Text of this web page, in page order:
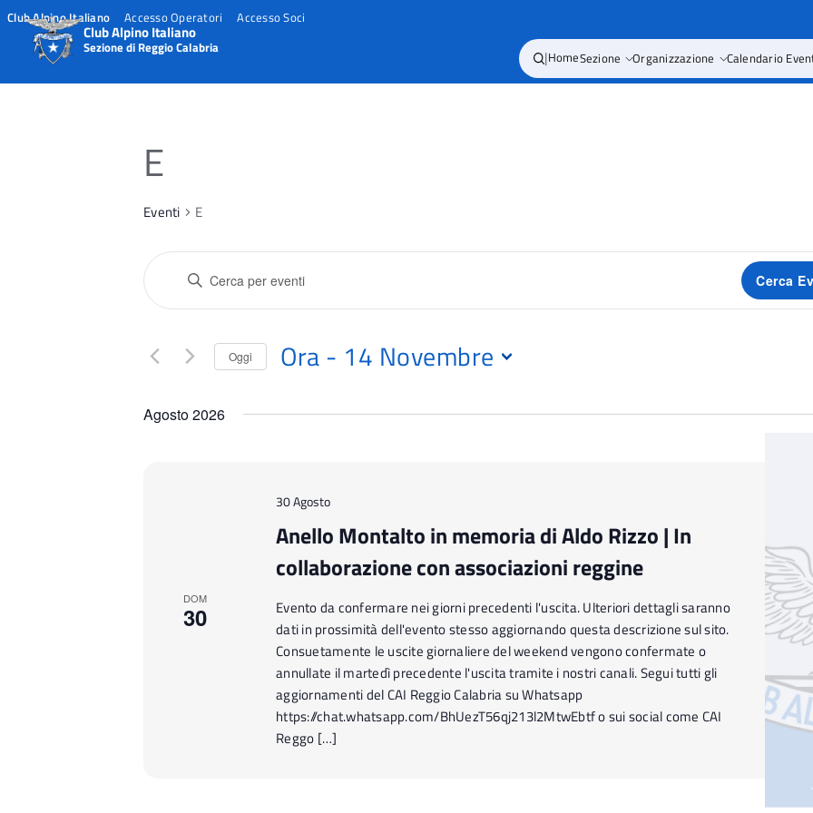
Club Alpino Italiano Accesso Operatori Accesso Soci
Club Alpino Italiano
Sezione di Reggio Calabria |HomeSezione Organizzazione Calendario
E
Eventi E
e
R
Inserisci
Parola
Chiave.
Eventi
Chiave.
Cerca
Oggi Ora - 14 Novembre
Agosto 2026
DOM
30
30 Agosto
Anello Montalto in memoria di Aldo Rizzo | In
collaborazione con associazioni reggine
Evento da confermare nei giorni precedenti l'uscita. Ulteriori dettagli saranno
dati in prossimità dell'evento stesso aggiornando questa descrizione sul sito.
Consuetamente le uscite giornaliere del weekend vengono confermate o
annullate il martedì precedente l'uscita tramite i nostri canali. Segui tutti gli
aggiornamenti del CAI Reggio Calabria su Whatsapp
https://chat.whatsapp.com/BhUezT56qj213l2MtwEbtf o sui social come CAI
Reggo […]